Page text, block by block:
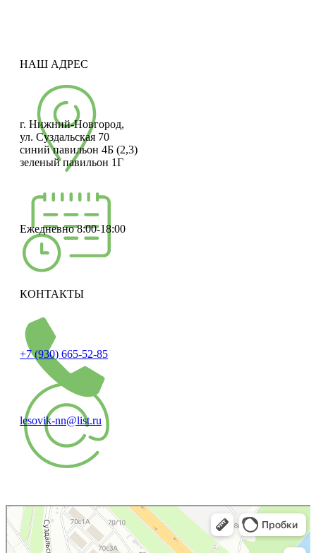
НАШ АДРЕС
г. Нижний-Новгород,
ул. Суздальская 70
синий павильон 4Б (2,3)
зеленый павильон 1Г
Ежедневно 8:00-18:00
КОНТАКТЫ
+7 (930) 665-52-85
lesovik-nn@list.ru
Лесовик
Пиломатериалы в Нижнем Новгороде
Фанера в Нижнем Новгороде